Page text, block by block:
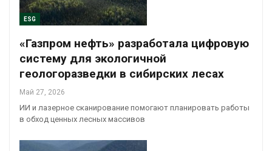
ESG
«Газпром нефть» разработала цифровую
систему для экологичной
геологоразведки в сибирских лесах
Май 27, 2026
ИИ и лазерное сканирование помогают планировать работы
в обход ценных лесных массивов